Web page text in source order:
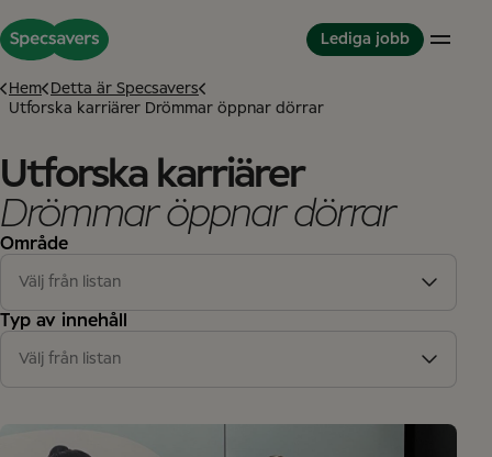
Lediga jobb
Optiker
Konsultoptiker
Butiksteam
Klinisk assistent
Students
Student
Våra värderingar
Dina nya kollegor
Dina utvecklingsmöjligheter
Great Place to Work
Partner in Development
Detta är Specsavers
En historia
Hem
Detta är Specsavers
Utforska karriärer Drömmar öppnar dörrar
Utforska karriärer
Drömmar öppnar dörrar
Område
Välj från listan
Great Place to Work
Support kontor
Typ av innehåll
Välj från listan